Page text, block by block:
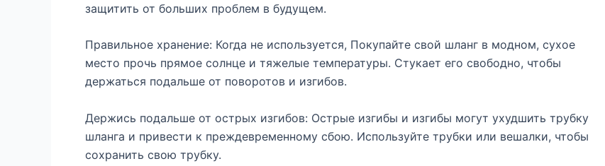
защитить от больших проблем в будущем.
Правильное хранение: Когда не используется, Покупайте свой шланг в модном, сухое
место прочь прямое солнце и тяжелые температуры. Стукает его свободно, чтобы
держаться подальше от поворотов и изгибов.
Держись подальше от острых изгибов: Острые изгибы и изгибы могут ухудшить трубку
шланга и привести к преждевременному сбою. Используйте трубки или вешалки, чтобы
сохранить свою трубку.